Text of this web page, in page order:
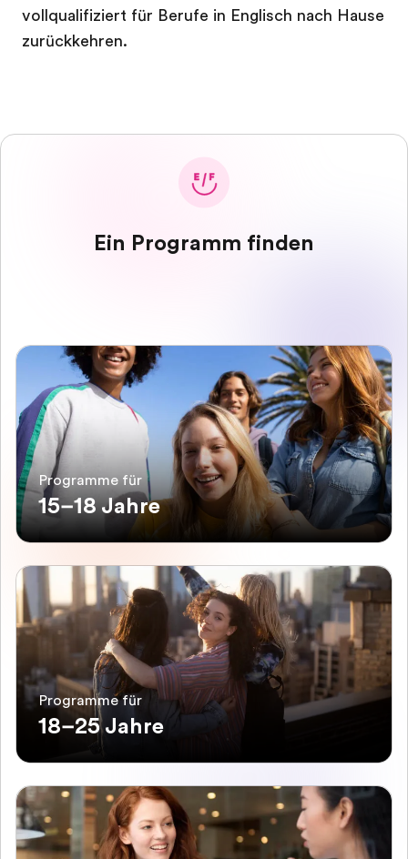
vollqualifiziert für Berufe in Englisch nach Hause
zurückkehren.
Ein Programm finden
Programme für
15–18 Jahre
Programme für
18–25 Jahre